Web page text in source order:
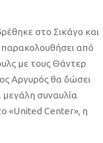
στο Σικάγο και
παρακολουθήσει από
με τους Θάντερ
Αργυρός θα δώσει
συναυλία
«United Center», η